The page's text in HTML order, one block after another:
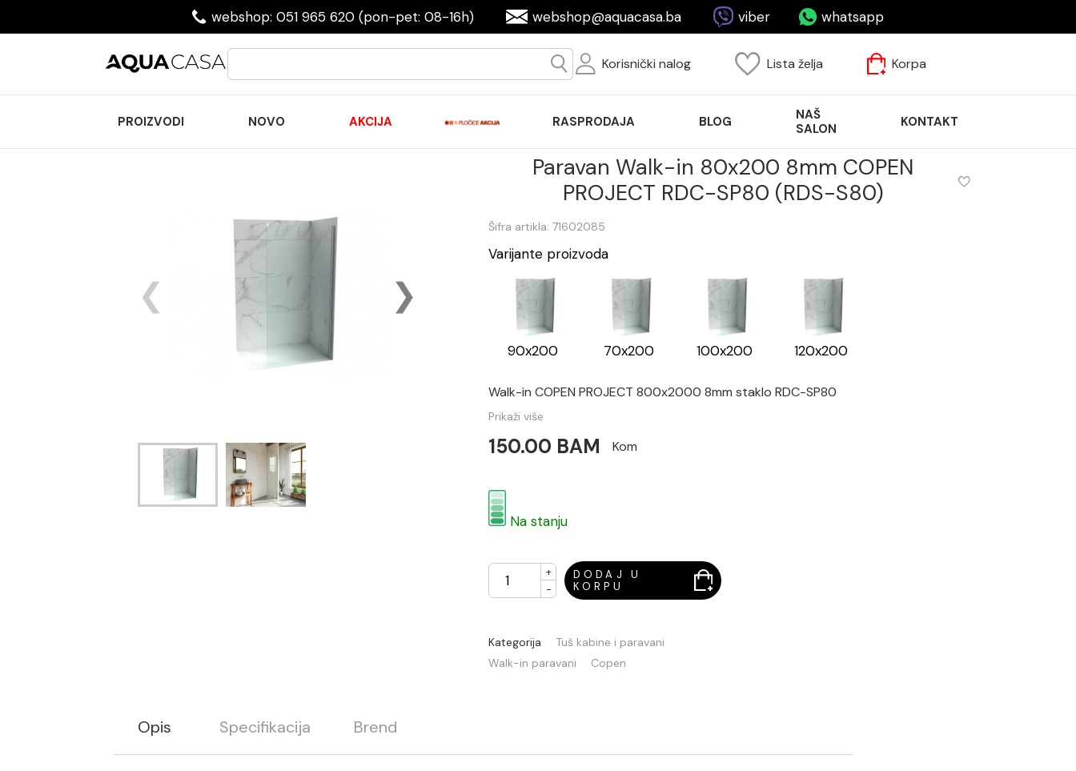
webshop: 051 965 620 (pon-pet: 08-16h) webshop@aquacasa.ba viber whatsapp
Korisnički nalog Lista želja Korpa
PROIZVODI NOVO AKCIJA RASPRODAJA BLOG
NAŠ
SALON
KONTAKT
Paravan Walk-in 80x200 8mm COPEN
PROJECT RDC-SP80 (RDS-S80)
Šifra artikla: 71602085
Varijante proizvoda
90x200 70x200 100x200 120x200
Walk-in COPEN PROJECT 800x2000 8mm staklo RDC-SP80
Prikaži više
150.00 BAM Kom
Na stanju
+
-
DODAJ U
KORPU
Kategorija
Tuš kabine i paravani
Walk-in paravani
Copen
Opis Specifikacija Brend